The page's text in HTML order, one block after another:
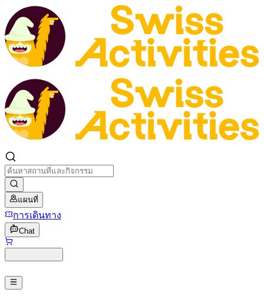
แผนที่
การเดินทาง
Chat